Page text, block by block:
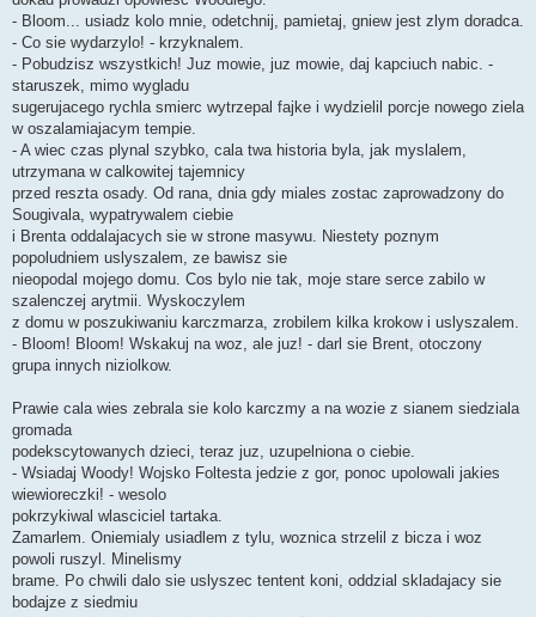
- Bloom... usiadz kolo mnie, odetchnij, pamietaj, gniew jest zlym doradca.
- Co sie wydarzylo! - krzyknalem.
- Pobudzisz wszystkich! Juz mowie, juz mowie, daj kapciuch nabic. -
staruszek, mimo wygladu
sugerujacego rychla smierc wytrzepal fajke i wydzielil porcje nowego ziela
w oszalamiajacym tempie.
- A wiec czas plynal szybko, cala twa historia byla, jak myslalem,
utrzymana w calkowitej tajemnicy
przed reszta osady. Od rana, dnia gdy miales zostac zaprowadzony do
Sougivala, wypatrywalem ciebie
i Brenta oddalajacych sie w strone masywu. Niestety poznym
popoludniem uslyszalem, ze bawisz sie
nieopodal mojego domu. Cos bylo nie tak, moje stare serce zabilo w
szalenczej arytmii. Wyskoczylem
z domu w poszukiwaniu karczmarza, zrobilem kilka krokow i uslyszalem.
- Bloom! Bloom! Wskakuj na woz, ale juz! - darl sie Brent, otoczony
grupa innych niziolkow.
Prawie cala wies zebrala sie kolo karczmy a na wozie z sianem siedziala
gromada
podekscytowanych dzieci, teraz juz, uzupelniona o ciebie.
- Wsiadaj Woody! Wojsko Foltesta jedzie z gor, ponoc upolowali jakies
wiewioreczki! - wesolo
pokrzykiwal wlasciciel tartaka.
Zamarlem. Oniemialy usiadlem z tylu, woznica strzelil z bicza i woz
powoli ruszyl. Minelismy
brame. Po chwili dalo sie uslyszec tentent koni, oddzial skladajacy sie
bodajze z siedmiu